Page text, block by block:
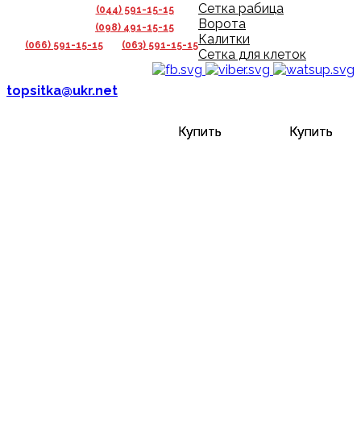
Купить Купить
Купить Купить
Купить Купить
Купить Купить
(044) 591-15-15
(098) 491-15-15
(066) 591-15-15
(063) 591-15-15
Сетка рабица
Ворота
Калитки
Сетка для клеток
topsitka@ukr.net